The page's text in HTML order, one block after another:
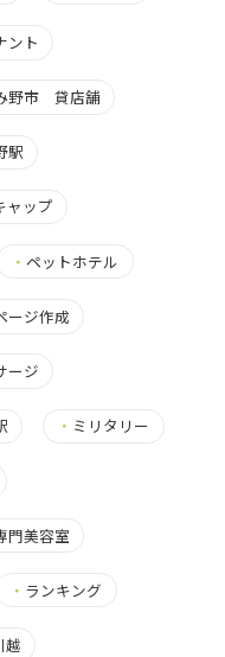
ト
野市 貸店舗
駅
ャップ
・ペットホテル
ージ作成
ージ
・ ミリタリー
門美容室
・ ランキング
越